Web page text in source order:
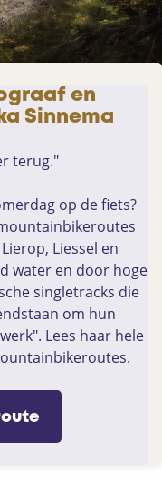
en
Sinnema
terug."
op de fiets?
Liessel en
water en door hoge
singletracks die
om hun
Lees haar hele